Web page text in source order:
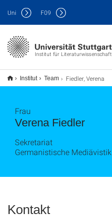
Institut für Literaturwissenschaft
Uni F09
Institut Team Fiedler, Verena
Verena Fiedler
Frau
Sekretariat
Germanistische Mediävistik
Kontakt